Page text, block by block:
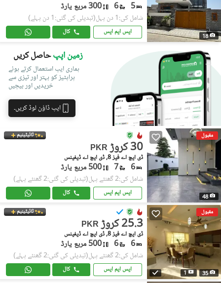
18
5
6 300 مربع یارڈ
شامل کی:1 دن پہل (تبدیلی کی گئی:1 دن پہلے)
ایس ایم ایس کال
زمین اپپحاصل کریں
ہماری ایپ استعمال کرتے ہوئے
پراپٹیز کو بہتر اور تیزی سے
خریدیں اور بیچیں
ایپ ڈاؤن لوڈ کریں۔
مقبول
48
ٹائیٹینیم
PKR 30 کروڑ
ڈی ایچ اے فیز 8, ڈی ایچ اے ڈیفینس
6
7 500 مربع یارڈ
شامل کی:2 گھنٹے پہل (تبدیلی کی گئی:2 گھنٹے پہلے)
ایس ایم ایس کال
مقبول
35
1
ٹائیٹینیم
PKR 25.3 کروڑ
ڈی ایچ اے فیز 8, ڈی ایچ اے ڈیفینس
6
6 500 مربع یارڈ
شامل کی:2 گھنٹے پہل (تبدیلی کی گئی:2 گھنٹے پہلے)
ایس ایم ایس کال